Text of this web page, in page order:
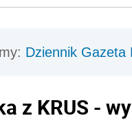
Dziennik Gazeta
z KRUS -